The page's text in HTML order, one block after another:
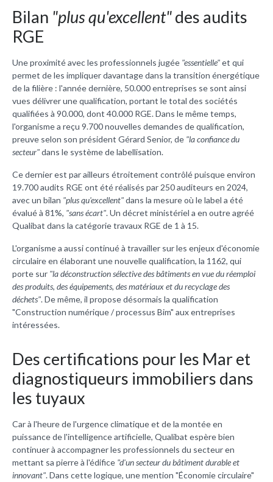
Bilan "plus qu'excellent"des audits
RGE
Une proximité avec les professionnels jugée "essentielle"et qui
permet de les impliquer davantage dans la transition énergétique
de la filière : l'année dernière, 50.000 entreprises se sont ainsi
vues délivrer une qualification, portant le total des sociétés
qualifiées à 90.000, dont 40.000 RGE. Dans le même temps,
l'organisme a reçu 9.700 nouvelles demandes de qualification,
preuve selon son président Gérard Senior, de "la confiance du
secteur"dans le système de labellisation.
Ce dernier est par ailleurs étroitement contrôlé puisque environ
19.700 audits RGE ont été réalisés par 250 auditeurs en 2024,
avec un bilan "plus qu'excellent"dans la mesure où le label a été
évalué à 81%, "sans écart". Un décret ministériel a en outre agréé
Qualibat dans la catégorie travaux RGE de 1 à 15.
L'organisme a aussi continué à travailler sur les enjeux d'économie
circulaire en élaborant une nouvelle qualification, la 1162, qui
porte sur "la déconstruction sélective des bâtiments en vue du réemploi
des produits, des équipements, des matériaux et du recyclage des
déchets". De même, il propose désormais la qualification
"Construction numérique / processus Bim" aux entreprises
intéressées.
Des certifications pour les Mar et
diagnostiqueurs immobiliers dans
les tuyaux
Car à l'heure de l'urgence climatique et de la montée en
puissance de l'intelligence artificielle, Qualibat espère bien
continuer à accompagner les professionnels du secteur en
mettant sa pierre à l'édifice "d'un secteur du bâtiment durable et
innovant". Dans cette logique, une mention "Économie circulaire"